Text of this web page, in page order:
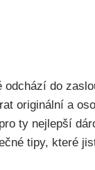
do
originální a
ty nejlepší
tipy, které